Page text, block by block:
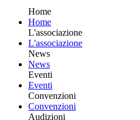
Home
Home
L'associazione
L'associazione
News
News
Eventi
Eventi
Convenzioni
Convenzioni
Audizioni